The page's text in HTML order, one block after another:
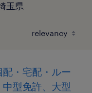
玉県
・宅配・ルー
中型免許、大型